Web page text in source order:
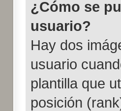
¿Cómo se
usuario?
Hay dos
usuario
plantilla que
posición